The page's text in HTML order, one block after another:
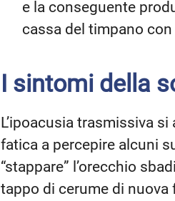
e la conseguente
cassa del timpano
I sintomi della
L’ipoacusia trasmissiva
fatica a percepire alcuni
“stappare” l’orecchio
tappo di cerume di nuova